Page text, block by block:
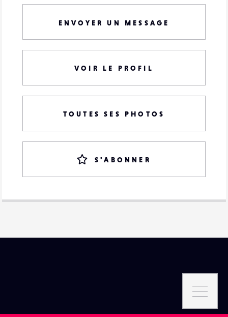
ENVOYER UN MESSAGE
VOIR LE PROFIL
TOUTES SES PHOTOS
S'ABONNER